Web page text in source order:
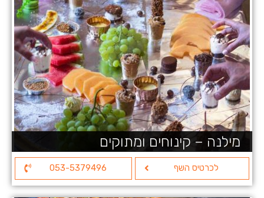
מילנה – קינוחים ומתוקים
לכרטיס השף 053-5379496